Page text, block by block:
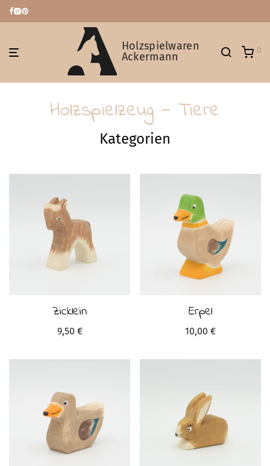
Holzspielwaren
Ackermann
0
Holzspielzeug — Tiere
Kategorien
Zicklein
9,50 €
Erpel
10,00 €